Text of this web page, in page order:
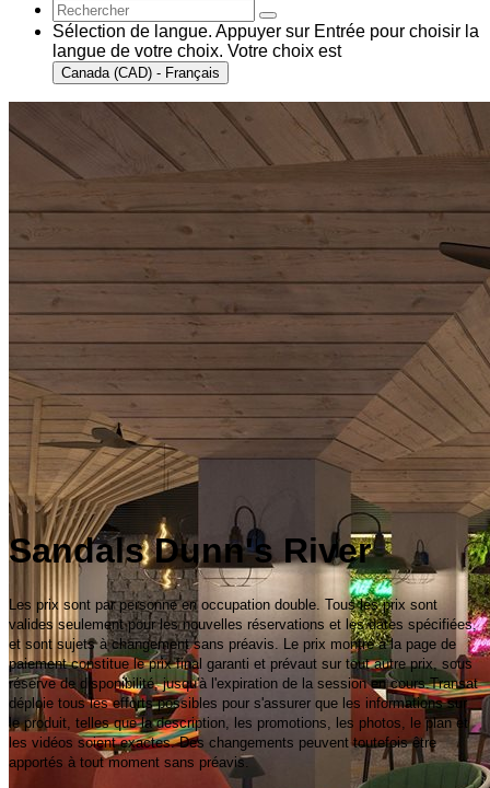
Sélection de langue. Appuyer sur Entrée pour choisir la
langue de votre choix. Votre choix est
Canada (CAD) - Français
Sandals Dunn's River
Les prix sont par personne en occupation double. Tous les prix sont
valides seulement pour les nouvelles réservations et les dates spécifiées,
et sont sujets à changement sans préavis. Le prix montré à la page de
paiement constitue le prix final garanti et prévaut sur tout autre prix, sous
réserve de disponibilité, jusqu'à l'expiration de la session en cours.Transat
déploie tous les efforts possibles pour s'assurer que les informations sur
le produit, telles que la description, les promotions, les photos, le plan et
les vidéos soient exactes. Des changements peuvent toutefois être
apportés à tout moment sans préavis.